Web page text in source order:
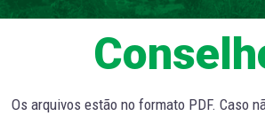
Os arquivos estão no formato PDF. Caso